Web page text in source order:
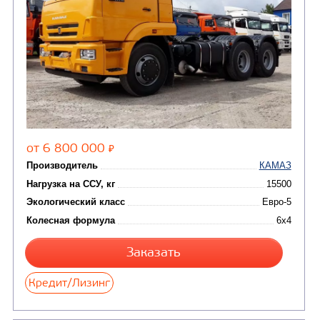
Шасси(12)
АВТОБУСЫ
Вахтовые автобусы (3)
АВТОЦИСТЕРНЫ
Автотопливозаправщики
Молоковозы, водовозы
Автогудронаторы
установки (КМУ)
КОММУНАЛЬНАЯ
ТЕХНИКА
Комбинированные
машины(18)
Вакуумные машины
Каналопромывочные
Комбинированные